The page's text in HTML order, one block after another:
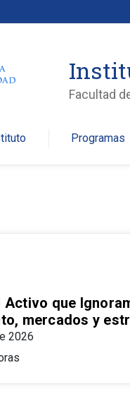
Facultad
Programas
Activo que
mercados y
2026